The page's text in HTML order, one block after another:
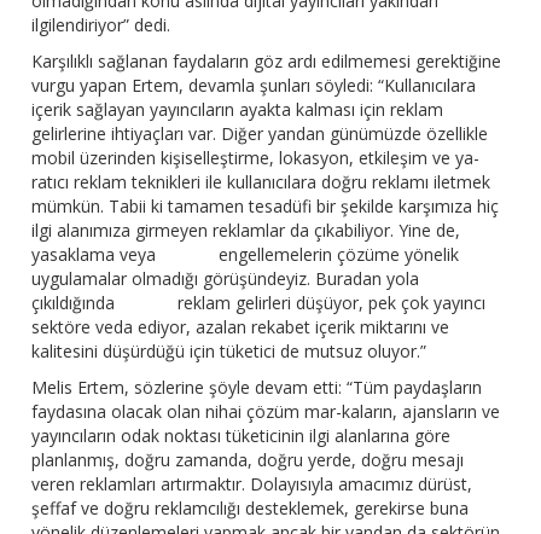
ilgilendiriyor” dedi.
Karşılıklı sağlanan faydaların göz ardı edilmemesi gerektiğine
vurgu yapan Ertem, devamla şunları söyledi: “Kullanıcılara
içerik sağlayan yayıncıların ayakta kalması için reklam
gelirlerine ihtiyaçları var. Diğer yandan günümüzde özellikle
mobil üzerinden kişiselleştirme, lokasyon, etkileşim ve ya-
ratıcı reklam teknikleri ile kullanıcılara doğru reklamı iletmek
mümkün. Tabii ki tamamen tesadüfi bir şekilde karşımıza hiç
ilgi alanımıza girmeyen reklamlar da çıkabiliyor. Yine de,
yasaklama veya engellemelerin çözüme yönelik
uygulamalar olmadığı görüşündeyiz. Buradan yola
çıkıldığında reklam gelirleri düşüyor, pek çok yayıncı
sektöre veda ediyor, azalan rekabet içerik miktarını ve
kalitesini düşürdüğü için tüketici de mutsuz oluyor.”
Melis Ertem, sözlerine şöyle devam etti: “Tüm paydaşların
faydasına olacak olan nihai çözüm mar-kaların, ajansların ve
yayıncıların odak noktası tüketicinin ilgi alanlarına göre
planlanmış, doğru zamanda, doğru yerde, doğru mesajı
veren reklamları artırmaktır. Dolayısıyla amacımız dürüst,
şeffaf ve doğru reklamcılığı desteklemek, gerekirse buna